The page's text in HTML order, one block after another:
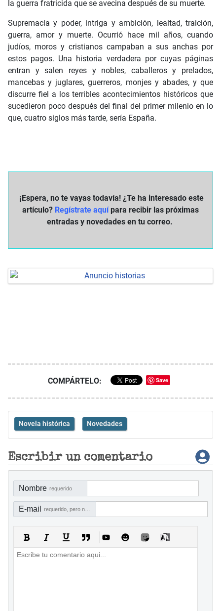
la guerra fratricida que se avecina después de su muerte.
Supremacía y poder, intriga y ambición, lealtad, traición,
guerra, amor y muerte. Ocurrió hace mil años, cuando
judíos, moros y cristianos campaban a sus anchas por
estos pagos. Una historia verdadera por cuyas páginas
entran y salen reyes y nobles, caballeros y prelados,
mancebas y juglares, guerreros, monjes y abades, y que
discurre fiel a los terribles acontecimientos históricos que
sucedieron poco después del final del primer milenio en lo
que, cuatro siglos más tarde, sería España.
¡Espera, no te vayas todavía! ¿Te ha interesado este
artículo? Regístrate aquí para recibir las próximas
entradas y novedades en tu correo.
COMPÁRTELO: Save
Novela histórica Novedades
Escribir un comentario
Nombre requerido
E-mail